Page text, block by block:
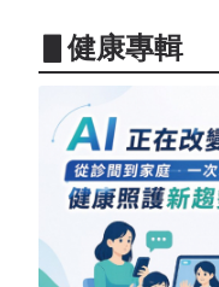
▋健康專輯